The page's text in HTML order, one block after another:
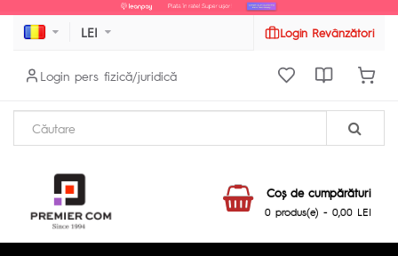
LEI Login Revânzători
Login pers fizică/juridică
Coş de cumpărături
0 produs(e) - 0,00 LEI